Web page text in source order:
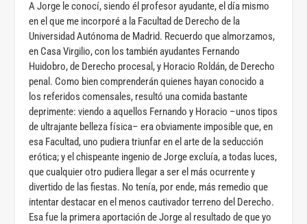
A Jorge le conocí, siendo él profesor ayudante, el día mismo
en el que me incorporé a la Facultad de Derecho de la
Universidad Autónoma de Madrid. Recuerdo que almorzamos,
en Casa Virgilio, con los también ayudantes Fernando
Huidobro, de Derecho procesal, y Horacio Roldán, de Derecho
penal. Como bien comprenderán quienes hayan conocido a
los referidos comensales, resultó una comida bastante
deprimente: viendo a aquellos Fernando y Horacio –unos tipos
de ultrajante belleza física– era obviamente imposible que, en
esa Facultad, uno pudiera triunfar en el arte de la seducción
erótica; y el chispeante ingenio de Jorge excluía, a todas luces,
que cualquier otro pudiera llegar a ser el más ocurrente y
divertido de las fiestas. No tenía, por ende, más remedio que
intentar destacar en el menos cautivador terreno del Derecho.
Esa fue la primera aportación de Jorge al resultado de que yo